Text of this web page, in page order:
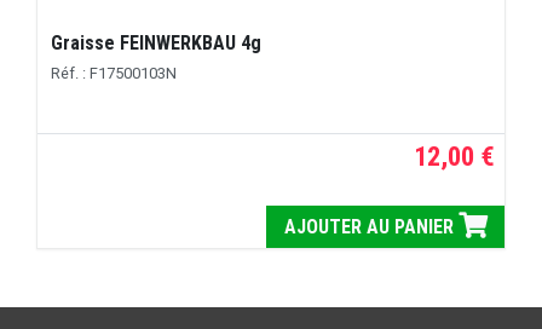
Graisse FEINWERKBAU 4g
Réf. : F17500103N
12,00 €
AJOUTER AU PANIER